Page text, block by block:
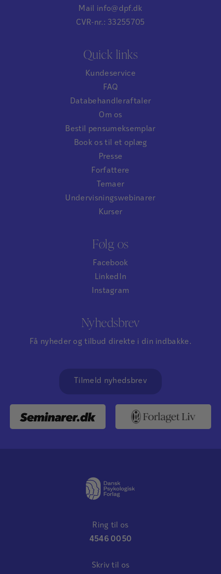
Mail info@dpf.dk
CVR-nr.: 33255705
Quick links
Kundeservice
FAQ
Databehandleraftaler
Om os
Bestil pensumeksemplar
Book os til et oplæg
Presse
Forfattere
Temaer
Undervisningswebinarer
Kurser
Følg os
Facebook
LinkedIn
Instagram
Nyhedsbrev
Få nyheder og tilbud direkte i din indbakke.
Tilmeld nyhedsbrev
Ring til os
4546 0050
Skriv til os